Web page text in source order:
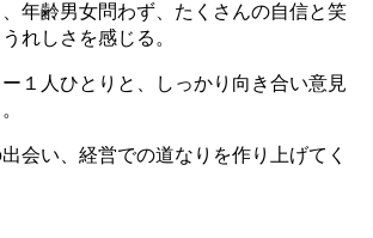
年齢男女問わず、たくさんの自信と笑
れしさを感じる。
１人ひとりと、しっかり向き合い意見
会い、経営での道なりを作り上げてく